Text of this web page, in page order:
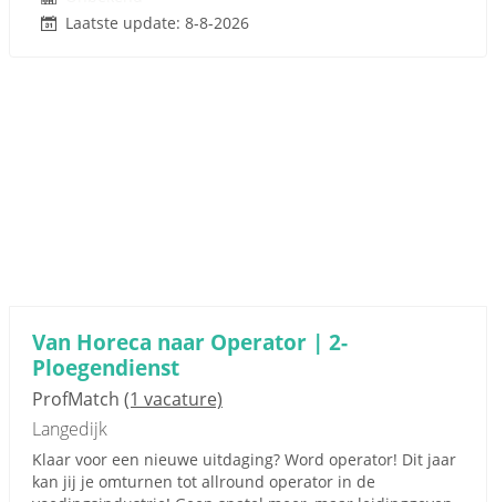
Laatste update: 8-8-2026
Van Horeca naar Operator | 2-
Ploegendienst
ProfMatch (1 vacature)
Langedijk
Klaar voor een nieuwe uitdaging? Word operator! Dit jaar
kan jij je omturnen tot allround operator in de